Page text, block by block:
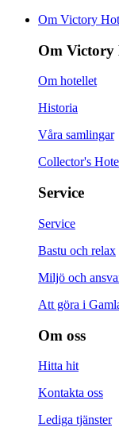
Om Victory
Om Victory
Om hotellet
Historia
Våra samlingar
Collector's
Service
Service
Bastu och relax
Miljö och
Att göra i
Om oss
Hitta hit
Kontakta oss
Lediga tjänster